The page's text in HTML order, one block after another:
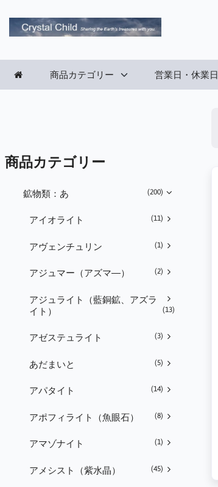
商品カテゴリー 営業日・休業日
商品カテゴリー
鉱物類：あ (200)
アイオライト (11)
アヴェンチュリン (1)
アジュマー（アズマ―） (2)
アジュライト（藍銅鉱、アズラ
イト）
(13)
アゼステュライト (3)
あだまいと (5)
アパタイト (14)
アポフィライト（魚眼石） (8)
アマゾナイト (1)
アメシスト（紫水晶） (45)